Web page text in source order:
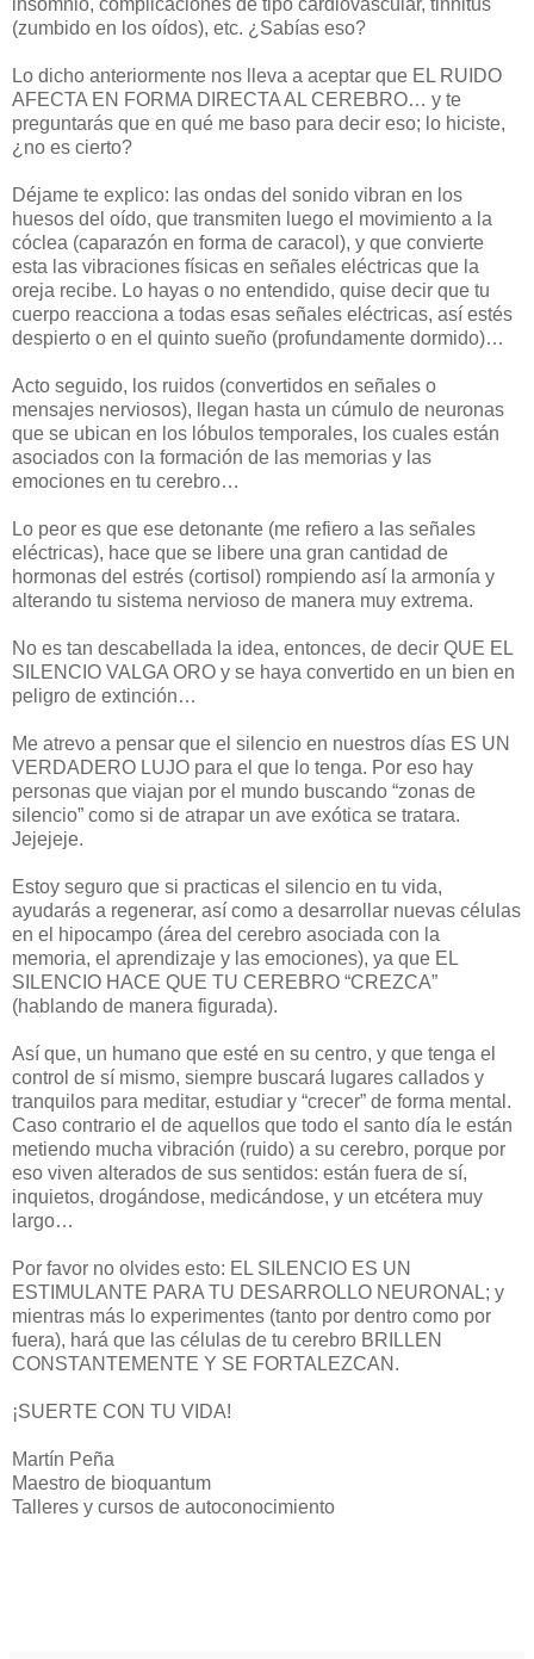
(zumbido en los oídos), etc. ¿Sabías eso?
Lo dicho anteriormente nos lleva a aceptar que EL RUIDO
AFECTA EN FORMA DIRECTA AL CEREBRO… y te
preguntarás que en qué me baso para decir eso; lo hiciste,
¿no es cierto?
Déjame te explico: las ondas del sonido vibran en los
huesos del oído, que transmiten luego el movimiento a la
cóclea (caparazón en forma de caracol), y que convierte
esta las vibraciones físicas en señales eléctricas que la
oreja recibe. Lo hayas o no entendido, quise decir que tu
cuerpo reacciona a todas esas señales eléctricas, así estés
despierto o en el quinto sueño (profundamente dormido)…
Acto seguido, los ruidos (convertidos en señales o
mensajes nerviosos), llegan hasta un cúmulo de neuronas
que se ubican en los lóbulos temporales, los cuales están
asociados con la formación de las memorias y las
emociones en tu cerebro…
Lo peor es que ese detonante (me refiero a las señales
eléctricas), hace que se libere una gran cantidad de
hormonas del estrés (cortisol) rompiendo así la armonía y
alterando tu sistema nervioso de manera muy extrema.
No es tan descabellada la idea, entonces, de decir QUE EL
SILENCIO VALGA ORO y se haya convertido en un bien en
peligro de extinción…
Me atrevo a pensar que el silencio en nuestros días ES UN
VERDADERO LUJO para el que lo tenga. Por eso hay
personas que viajan por el mundo buscando “zonas de
silencio” como si de atrapar un ave exótica se tratara.
Jejejeje.
Estoy seguro que si practicas el silencio en tu vida,
ayudarás a regenerar, así como a desarrollar nuevas células
en el hipocampo (área del cerebro asociada con la
memoria, el aprendizaje y las emociones), ya que EL
SILENCIO HACE QUE TU CEREBRO “CREZCA”
(hablando de manera figurada).
Así que, un humano que esté en su centro, y que tenga el
control de sí mismo, siempre buscará lugares callados y
tranquilos para meditar, estudiar y “crecer” de forma mental.
Caso contrario el de aquellos que todo el santo día le están
metiendo mucha vibración (ruido) a su cerebro, porque por
eso viven alterados de sus sentidos: están fuera de sí,
inquietos, drogándose, medicándose, y un etcétera muy
largo…
Por favor no olvides esto: EL SILENCIO ES UN
ESTIMULANTE PARA TU DESARROLLO NEURONAL; y
mientras más lo experimentes (tanto por dentro como por
fuera), hará que las células de tu cerebro BRILLEN
CONSTANTEMENTE Y SE FORTALEZCAN.
¡SUERTE CON TU VIDA!
Martín Peña
Maestro de bioquantum
Talleres y cursos de autoconocimiento